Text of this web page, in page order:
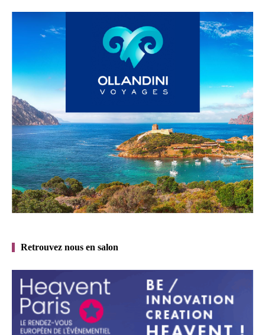
Retrouvez nous en salon